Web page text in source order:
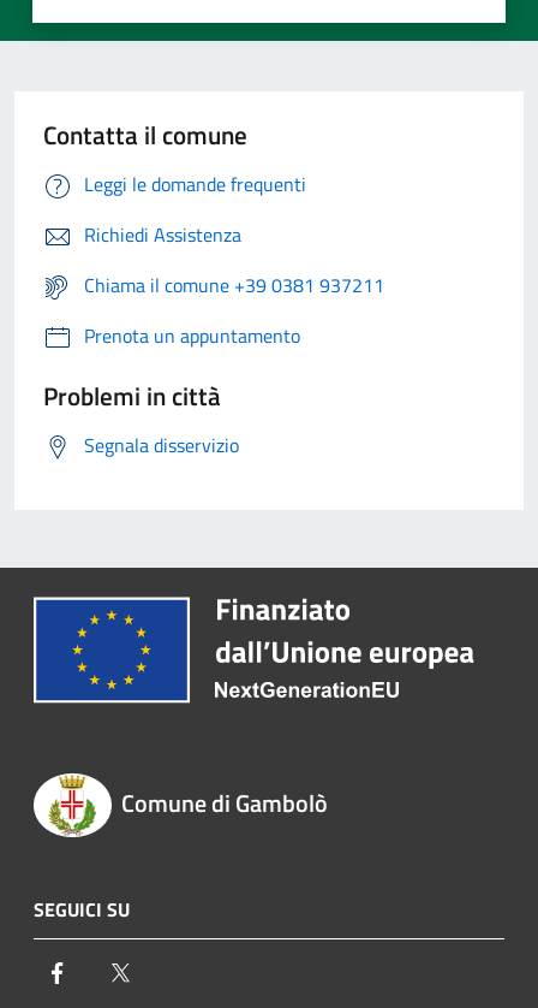
Contatta il comune
Leggi le domande frequenti
Richiedi Assistenza
Chiama il comune +39 0381 937211
Prenota un appuntamento
Problemi in città
Segnala disservizio
Comune di Gambolò
SEGUICI SU
Facebook